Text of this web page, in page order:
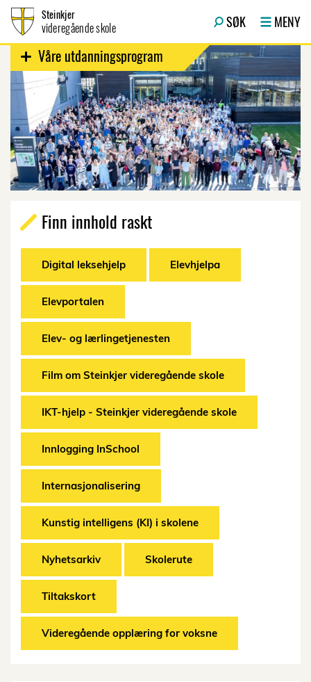
Steinkjer
videregående skole SØK MENY
Våre utdanningsprogram
Finn innhold raskt
Digital leksehjelp Elevhjelpa
Elevportalen
Elev- og lærlingetjenesten
Film om Steinkjer videregående skole
IKT-hjelp - Steinkjer videregående skole
Innlogging InSchool
Internasjonalisering
Kunstig intelligens (KI) i skolene
Nyhetsarkiv Skolerute
Tiltakskort
Videregående opplæring for voksne